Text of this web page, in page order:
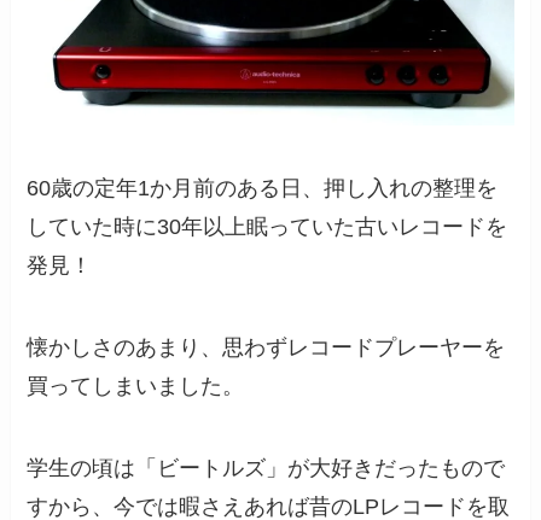
60歳の定年1か月前のある日、押し入れの整理を
していた時に30年以上眠っていた古いレコードを
発見！
懐かしさのあまり、思わずレコードプレーヤーを
買ってしまいました。
学生の頃は「ビートルズ」が大好きだったもので
すから、今では暇さえあれば昔のLPレコードを取